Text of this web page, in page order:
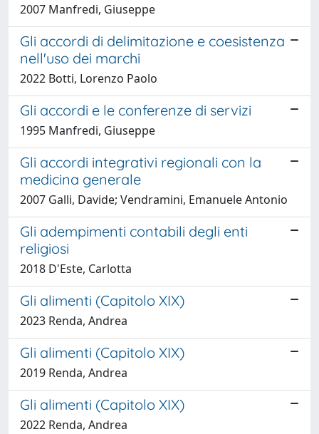
2007 Manfredi, Giuseppe
Gli accordi di delimitazione e coesistenza
nell'uso dei marchi
2022 Botti, Lorenzo Paolo
Gli accordi e le conferenze di servizi
1995 Manfredi, Giuseppe
Gli accordi integrativi regionali con la
medicina generale
2007 Galli, Davide; Vendramini, Emanuele Antonio
Gli adempimenti contabili degli enti
religiosi
2018 D'Este, Carlotta
Gli alimenti (Capitolo XIX)
2023 Renda, Andrea
Gli alimenti (Capitolo XIX)
2019 Renda, Andrea
Gli alimenti (Capitolo XIX)
2022 Renda, Andrea